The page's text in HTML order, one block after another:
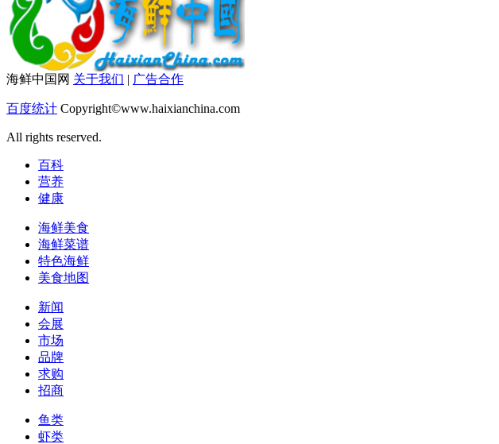
海鲜中国网 关于我们 | 广告合作
百度统计 Copyright©www.haixianchina.com
All rights reserved.
百科
营养
健康
海鲜美食
海鲜菜谱
特色海鲜
美食地图
新闻
会展
市场
品牌
求购
招商
鱼类
虾类